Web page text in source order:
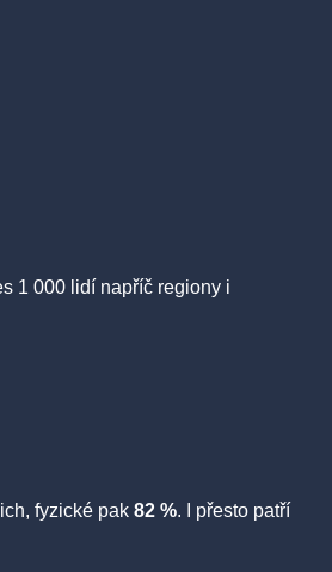
1 000 lidí napříč regiony i
fyzické pak 82 %. I přesto patří